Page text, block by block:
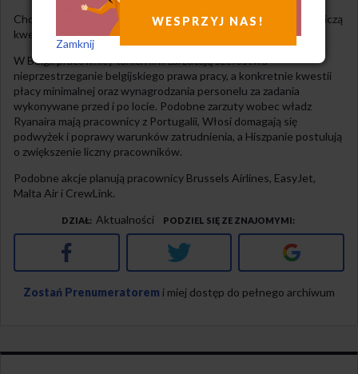
Choć postulaty związkowców nieco się od siebie różnią, zasadniczą
kwestią jest zwiększenie płac i poprawa warunków pracy.
W Belgii pracownicy tanich linii zarzucają szefostwu
nieprzestrzeganie belgijskiego prawa pracy, a konkretnie kwestii
płacy minimalnej oraz wynagrodzania personelu za zadania
wykonywane przed i po locie. Podobne zarzuty wobec władz
Ryanaira mają pracownicy z Portugalii, Włosi domagają się
podwyżek i poprawy warunków zatrudnienia, a Hiszpanie postulują
o zwiększenie liczny pracowników.
Podobne akcje planują pracownicy Brussels Airlines, EasyJet,
Malta Air i CrewLink.
DZIAŁ Aktualności PODZIEL SIĘ ZE ZNAJOMYMI
Facebook Twitter Google+
Zostań Prenumeratorem i miej dostęp do pełnego archiwum
WESPRZYJ NAS!
Zamknij